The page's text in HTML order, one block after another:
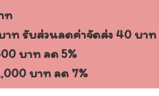
ท
ท รับส่วนลดค่าจัดส่ง 40 บา
บาท ลด 5%
บาท ลด 7%